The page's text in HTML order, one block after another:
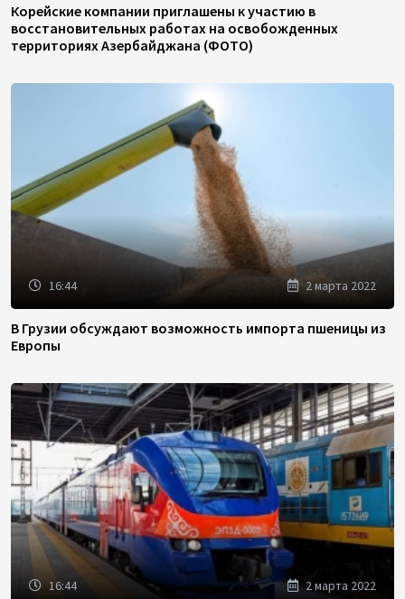
Корейские компании приглашены к участию в
восстановительных работах на освобожденных
территориях Азербайджана (ФОТО)
16:44 2 марта 2022
В Грузии обсуждают возможность импорта пшеницы из
Европы
16:44 2 марта 2022